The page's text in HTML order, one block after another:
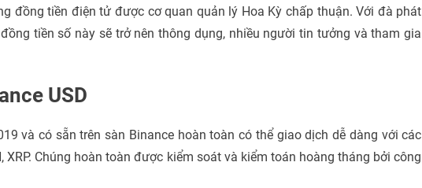
đồng tiền điện tử được cơ quan quản lý Hoa Kỳ chấp thuận. Với đà phát
tiền số này sẽ trở nên thông dụng, nhiều người tin tưởng và tham gia
USD
và có sẵn trên sàn Binance hoàn toàn có thể giao dịch dễ dàng với các
Chúng hoàn toàn được kiểm soát và kiểm toán hoàng tháng bởi công